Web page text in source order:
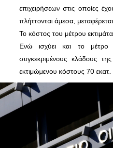
επιχειρήσεων στις οποίες
πλήττονται άμεσα,
Το κόστος του μέτρου
Ενώ ισχύει και το
συγκεκριμένους κλάδους
εκτιμώμενου κόστους 70 εκατ.